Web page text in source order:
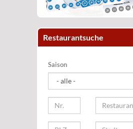
Restaurantsuche
Saison